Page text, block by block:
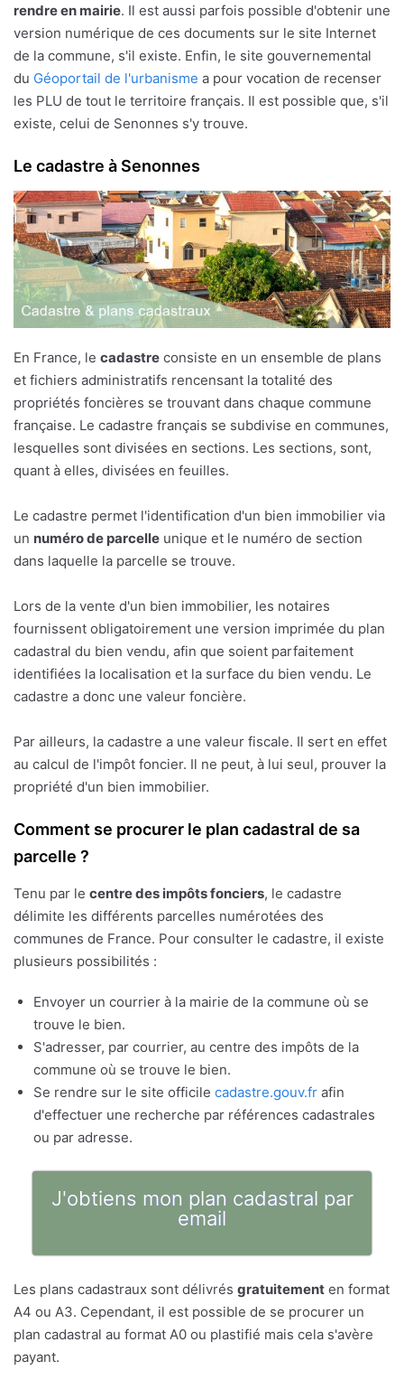
rendre en mairie. Il est aussi parfois possible d'obtenir une
version numérique de ces documents sur le site Internet
de la commune, s'il existe. Enfin, le site gouvernemental
du Géoportail de l'urbanisme a pour vocation de recenser
les PLU de tout le territoire français. Il est possible que, s'il
existe, celui de Senonnes s'y trouve.
Le cadastre à Senonnes
En France, le cadastre consiste en un ensemble de plans
et fichiers administratifs rencensant la totalité des
propriétés foncières se trouvant dans chaque commune
française. Le cadastre français se subdivise en communes,
lesquelles sont divisées en sections. Les sections, sont,
quant à elles, divisées en feuilles.
Le cadastre permet l'identification d'un bien immobilier via
un numéro de parcelle unique et le numéro de section
dans laquelle la parcelle se trouve.
Lors de la vente d'un bien immobilier, les notaires
fournissent obligatoirement une version imprimée du plan
cadastral du bien vendu, afin que soient parfaitement
identifiées la localisation et la surface du bien vendu. Le
cadastre a donc une valeur foncière.
Par ailleurs, la cadastre a une valeur fiscale. Il sert en effet
au calcul de l'impôt foncier. Il ne peut, à lui seul, prouver la
propriété d'un bien immobilier.
Comment se procurer le plan cadastral de sa
parcelle ?
Tenu par le centre des impôts fonciers, le cadastre
délimite les différents parcelles numérotées des
communes de France. Pour consulter le cadastre, il existe
plusieurs possibilités :
Envoyer un courrier à la mairie de la commune où se
trouve le bien.
S'adresser, par courrier, au centre des impôts de la
commune où se trouve le bien.
Se rendre sur le site officile cadastre.gouv.fr afin
d'effectuer une recherche par références cadastrales
ou par adresse.
J'obtiens mon plan cadastral par
email
Les plans cadastraux sont délivrés gratuitement en format
A4 ou A3. Cependant, il est possible de se procurer un
plan cadastral au format A0 ou plastifié mais cela s'avère
payant.